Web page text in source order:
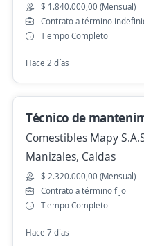
Importante empresa
Manizales, Caldas
Anterior
Nuevas ofertas de
Empleos similares
Carrocero/a Técnico/
$ 1.840.000,00 (Mensual)
Contrato a término
Tiempo Completo
Hace 2 días
Técnico de
Comestibles Mapy
Manizales, Caldas
$ 2.320.000,00 (Mensual)
Contrato a término fijo
Tiempo Completo
Hace 7 días